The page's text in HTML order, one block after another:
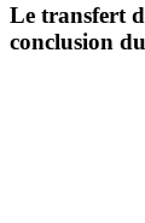
Le transfert
conclusion